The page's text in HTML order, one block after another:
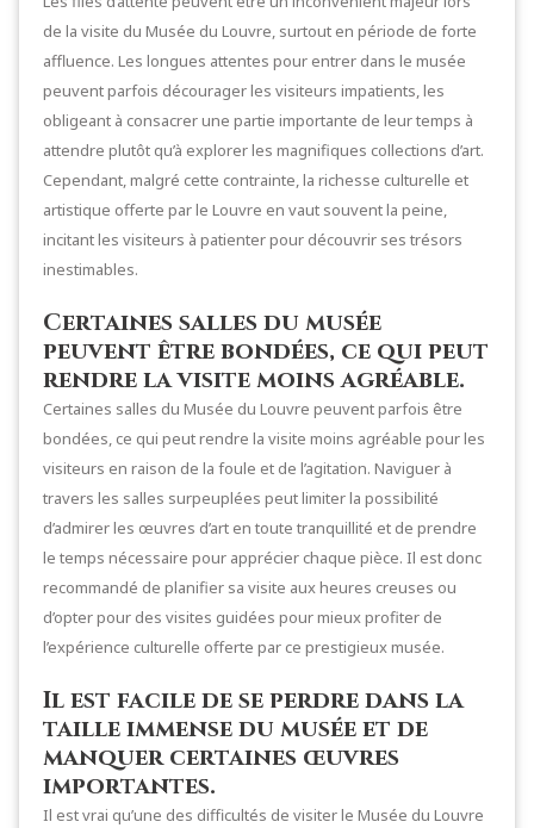
de la visite du Musée du Louvre, surtout en période de forte
affluence. Les longues attentes pour entrer dans le musée
peuvent parfois décourager les visiteurs impatients, les
obligeant à consacrer une partie importante de leur temps à
attendre plutôt qu’à explorer les magnifiques collections d’art.
Cependant, malgré cette contrainte, la richesse culturelle et
artistique offerte par le Louvre en vaut souvent la peine,
incitant les visiteurs à patienter pour découvrir ses trésors
inestimables.
Certaines salles du musée
peuvent être bondées, ce qui peut
rendre la visite moins agréable.
Certaines salles du Musée du Louvre peuvent parfois être
bondées, ce qui peut rendre la visite moins agréable pour les
visiteurs en raison de la foule et de l’agitation. Naviguer à
travers les salles surpeuplées peut limiter la possibilité
d’admirer les œuvres d’art en toute tranquillité et de prendre
le temps nécessaire pour apprécier chaque pièce. Il est donc
recommandé de planifier sa visite aux heures creuses ou
d’opter pour des visites guidées pour mieux profiter de
l’expérience culturelle offerte par ce prestigieux musée.
Il est facile de se perdre dans la
taille immense du musée et de
manquer certaines œuvres
importantes.
Il est vrai qu’une des difficultés de visiter le Musée du Louvre